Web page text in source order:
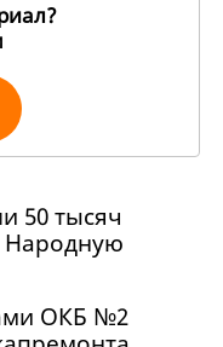
50 тысяч
Народную
ОКБ №2